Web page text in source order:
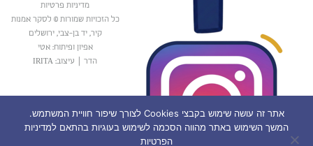
מדיניות פרטיות
כל הזכויות שמורות © לסקר אמנות
קיר, יד בן-צבי, ירושלים
אפיון ופיתוח: אטי
הדר
עיצוב: IRITA
אתר זה עושה שימוש בקבצי Cookies לצורך שיפור חוויית המשתמש.
המשך השימוש באתר מהווה הסכמה לשימוש בעוגיות בהתאם למדיניות
הפרטיות